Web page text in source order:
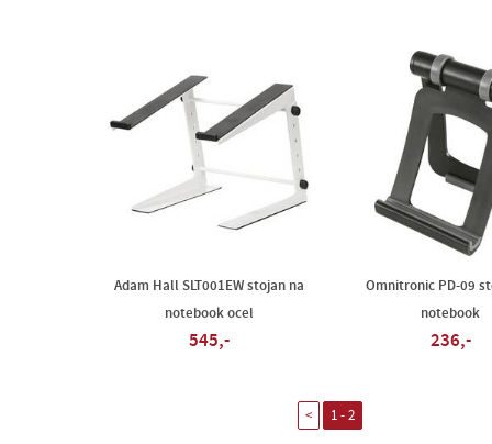
Adam Hall SLT001EW stojan na
notebook ocel
545,-
Omnitronic PD-09
notebook
236,-
< 1 - 2